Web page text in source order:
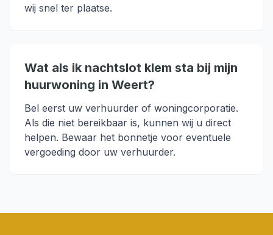
wij snel ter plaatse.
Wat als ik nachtslot klem sta bij mijn
huurwoning in Weert?
Bel eerst uw verhuurder of woningcorporatie.
Als die niet bereikbaar is, kunnen wij u direct
helpen. Bewaar het bonnetje voor eventuele
vergoeding door uw verhuurder.